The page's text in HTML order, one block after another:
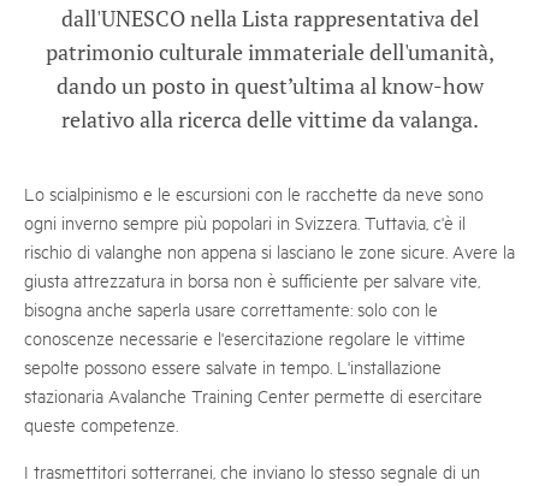
dall'UNESCO nella Lista rappresentativa del
patrimonio culturale immateriale dell'umanità,
dando un posto in quest’ultima al know-how
relativo alla ricerca delle vittime da valanga.
Lo scialpinismo e le escursioni con le racchette da neve sono
ogni inverno sempre più popolari in Svizzera. Tuttavia, c'è il
rischio di valanghe non appena si lasciano le zone sicure. Avere la
giusta attrezzatura in borsa non è sufficiente per salvare vite,
bisogna anche saperla usare correttamente: solo con le
conoscenze necessarie e l'esercitazione regolare le vittime
sepolte possono essere salvate in tempo. L'installazione
stazionaria Avalanche Training Center permette di esercitare
queste competenze.
I trasmettitori sotterranei, che inviano lo stesso segnale di un